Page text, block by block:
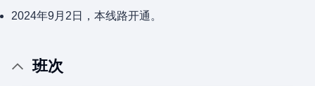
2024年9月2日，本线路开通。
班次